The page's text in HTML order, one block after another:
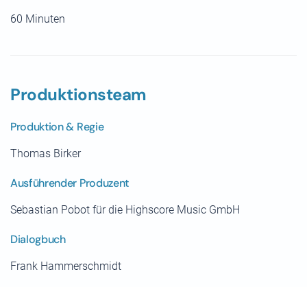
60 Minuten
Produktionsteam
Produktion & Regie
Thomas Birker
Ausführender Produzent
Sebastian Pobot für die Highscore Music GmbH
Dialogbuch
Frank Hammerschmidt